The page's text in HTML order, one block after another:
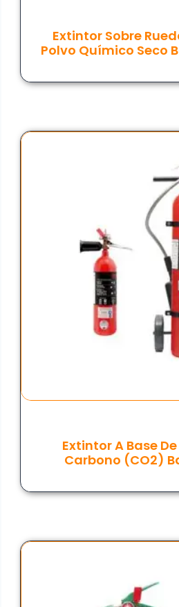
Extintor Sobre
Polvo Químico Seco
Extintor A Base
Carbono (CO2)